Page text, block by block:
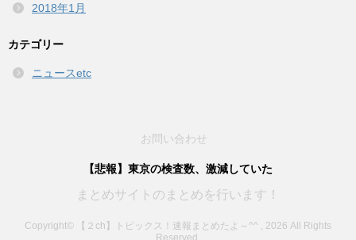
2018年1月
カテゴリー
ニュースetc
お問い合わせ
【悲報】東京の検査数、激減していた
まとめサイトのまとめを行います！
Copyright© 【２ch】トピックス！速報まとめたよ～^^ , 2026 All Rights
Reserved.